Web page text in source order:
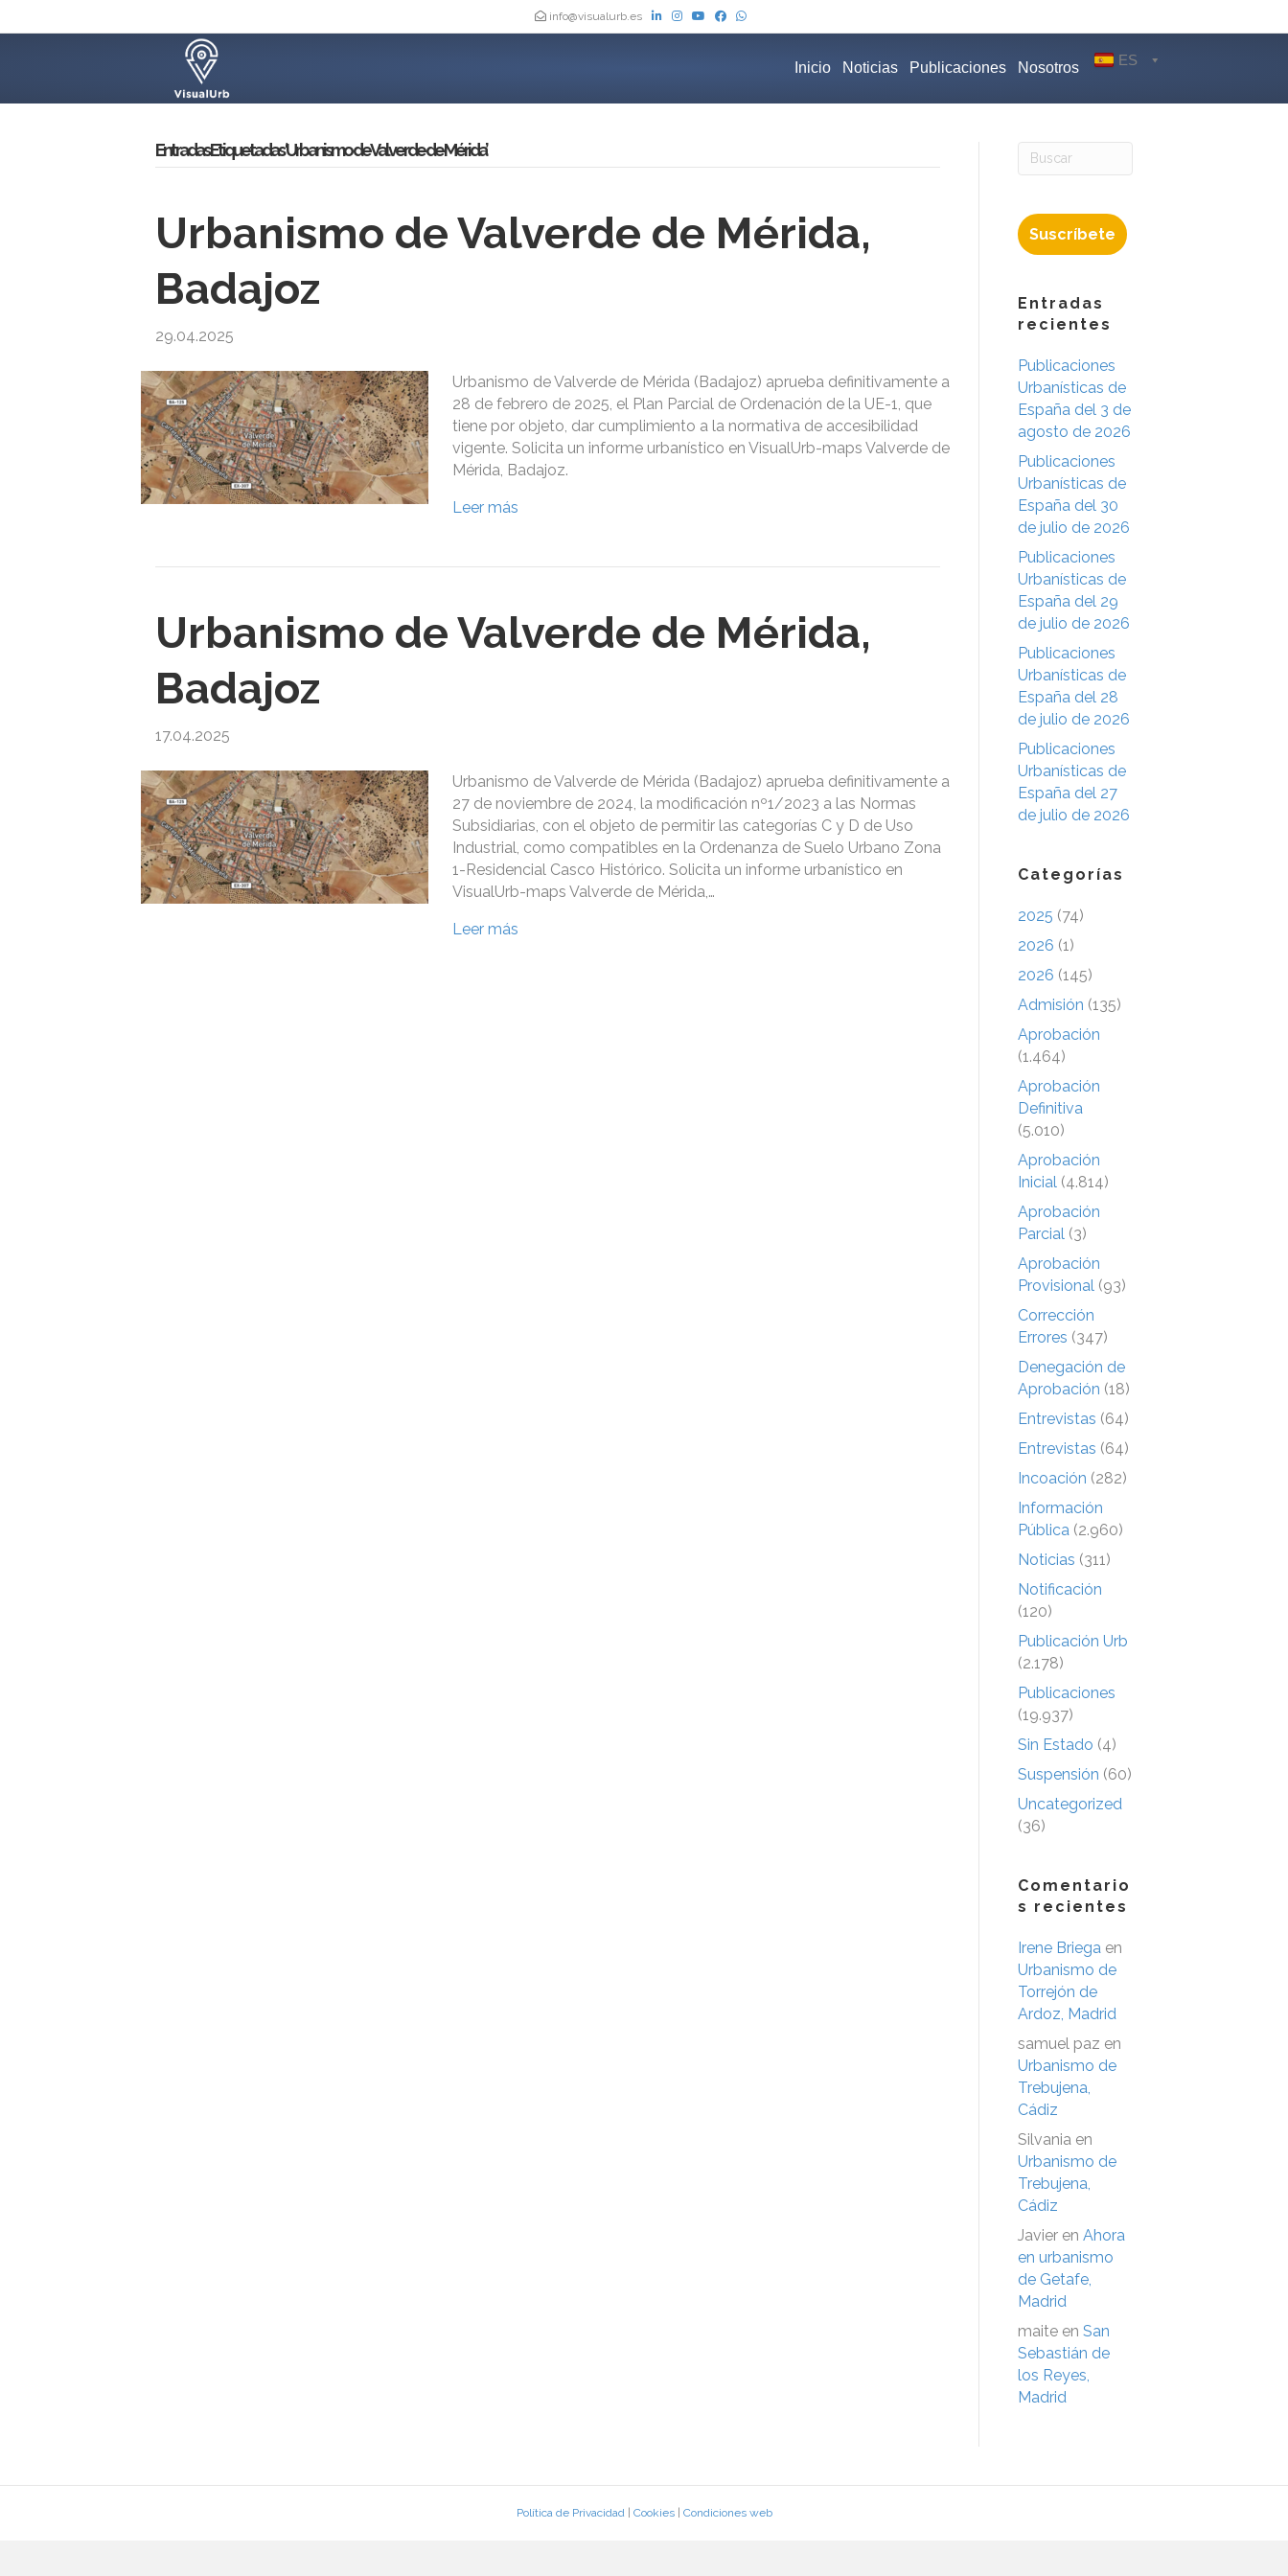
info@visualurb.es
Inicio Noticias Publicaciones Nosotros ES
Entradas Etiquetadas ‘Urbanismo de Valverde de Mérida’
Urbanismo de Valverde de Mérida,
Badajoz
29.04.2025
Urbanismo de Valverde de Mérida (Badajoz) aprueba definitivamente a
28 de febrero de 2025, el Plan Parcial de Ordenación de la UE-1, que
tiene por objeto, dar cumplimiento a la normativa de accesibilidad
vigente. Solicita un informe urbanístico en VisualUrb-maps Valverde de
Mérida, Badajoz.
Leer más
Urbanismo de Valverde de Mérida,
Badajoz
17.04.2025
Urbanismo de Valverde de Mérida (Badajoz) aprueba definitivamente a
27 de noviembre de 2024, la modificación nº1/2023 a las Normas
Subsidiarias, con el objeto de permitir las categorías C y D de Uso
Industrial, como compatibles en la Ordenanza de Suelo Urbano Zona
1-Residencial Casco Histórico. Solicita un informe urbanístico en
VisualUrb-maps Valverde de Mérida,…
Leer más
Suscríbete
Entradas
recientes
Publicaciones
Urbanísticas de
España del 3 de
agosto de 2026
Publicaciones
Urbanísticas de
España del 30
de julio de 2026
Publicaciones
Urbanísticas de
España del 29
de julio de 2026
Publicaciones
Urbanísticas de
España del 28
de julio de 2026
Publicaciones
Urbanísticas de
España del 27
de julio de 2026
Categorías
2025 (74)
2026 (1)
2026 (145)
Admisión (135)
Aprobación
(1.464)
Aprobación
Definitiva
(5.010)
Aprobación
Inicial (4.814)
Aprobación
Parcial (3)
Aprobación
Provisional (93)
Corrección
Errores (347)
Denegación de
Aprobación (18)
Entrevistas (64)
Entrevistas (64)
Incoación (282)
Información
Pública (2.960)
Noticias (311)
Notificación
(120)
Publicación Urb
(2.178)
Publicaciones
(19.937)
Sin Estado (4)
Suspensión (60)
Uncategorized
(36)
Comentario
s recientes
Irene Briega en
Urbanismo de
Torrejón de
Ardoz, Madrid
samuel paz en
Urbanismo de
Trebujena,
Cádiz
Silvania en
Urbanismo de
Trebujena,
Cádiz
Javier en Ahora
en urbanismo
de Getafe,
Madrid
maite en San
Sebastián de
los Reyes,
Madrid
Política de Privacidad| Cookies| Condiciones web